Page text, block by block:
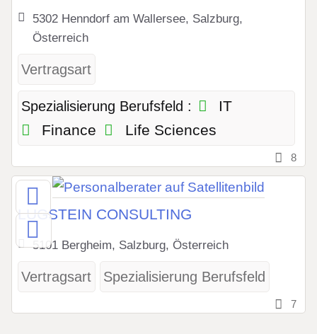
5302 Henndorf am Wallersee, Salzburg,
Österreich
Vertragsart
Spezialisierung Berufsfeld :
IT
Finance
Life Sciences
8
LUGSTEIN CONSULTING
5101 Bergheim, Salzburg, Österreich
Vertragsart Spezialisierung Berufsfeld
7